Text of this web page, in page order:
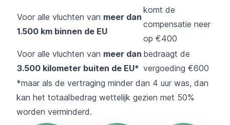
Voor alle vluchten van meer dan
1.500 km binnen de EU
komt de
compensatie neer
op €400
Voor alle vluchten van meer dan
3.500 kilometer buiten de EU*
bedraagt de
vergoeding €600
*maar als de vertraging minder dan 4 uur was, dan
kan het totaalbedrag wettelijk gezien met 50%
worden verminderd.